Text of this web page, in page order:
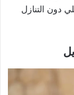
دون التنازل